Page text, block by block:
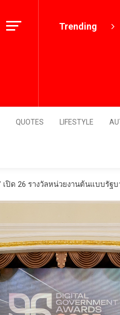
Trending
ฟู้ดแพชชั่น สานต่อ
สอศ. ร่วมสร้างกำ
ทวิภาคี ขยายโอกา
โครงการ “ครูอาชี
QUOTES LIFESTYLE
เปิด 26 รางวัลหน่วยงานต้นแบบ